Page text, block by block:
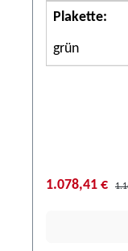
Plakette:
grün
1.078,41 €